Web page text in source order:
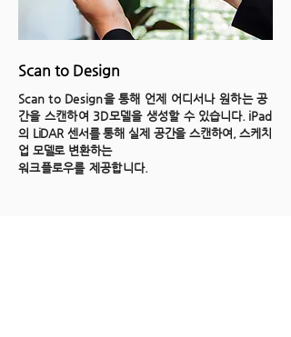
Scan to Design
Scan to Design을 통해 언제 어디서나 원하는 공
간을 스캔하여 3D모델을 생성할 수 있습니다. iPad
의 LiDAR 센서를 통해 실제 공간을 스캔하여, 스케치
업 모델로 변환하는
워크플로우를 제공합니다.